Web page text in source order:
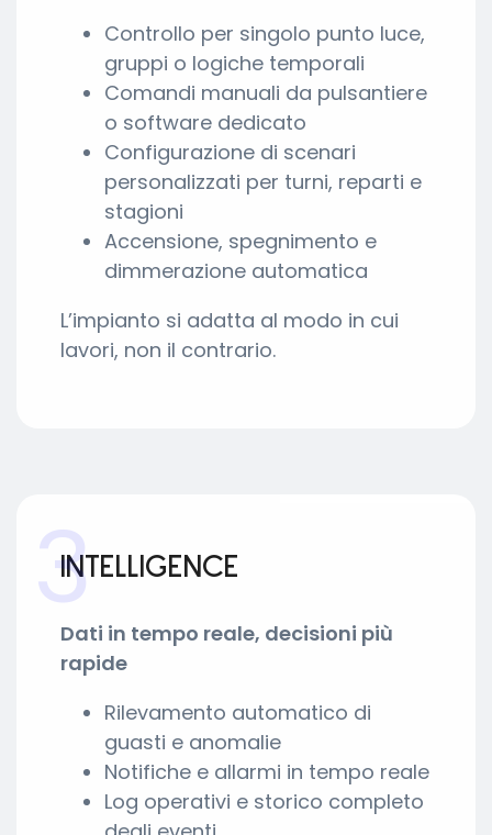
Controllo per singolo punto luce,
gruppi o logiche temporali
Comandi manuali da pulsantiere
o software dedicato
Configurazione di scenari
personalizzati per turni, reparti e
stagioni
Accensione, spegnimento e
dimmerazione automatica
L’impianto si adatta al modo in cui
lavori, non il contrario.
3
INTELLIGENCE
Dati in tempo reale, decisioni più
rapide
Rilevamento automatico di
guasti e anomalie
Notifiche e allarmi in tempo reale
Log operativi e storico completo